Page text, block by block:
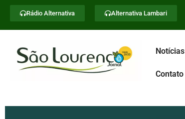
Rádio Alternativa Alternativa Lambari
Notícias
Contato